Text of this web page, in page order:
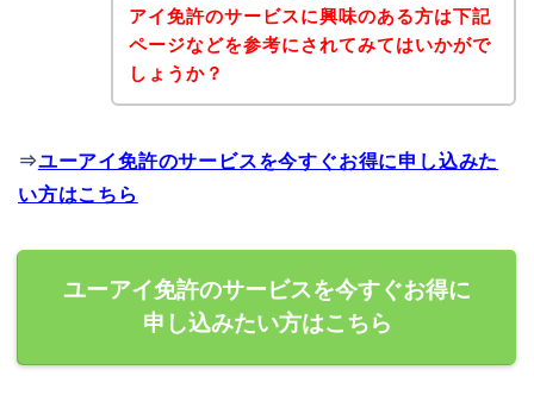
アイ免許のサービスに興味のある方は下記
ページなどを参考にされてみてはいかがで
しょうか？
⇒ユーアイ免許のサービスを今すぐお得に申し込みた
い方はこちら
ユーアイ免許のサービスを今すぐお得に
申し込みたい方はこちら